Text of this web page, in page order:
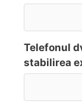
Telefonul
stabilirea